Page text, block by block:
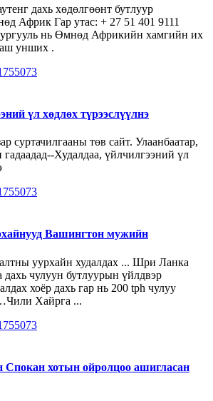
дахь хөдөлгөөнт бутлуур
Африк Гар утас: + 27 51 401 9111
нь Өмнөд Африкийн хамгийн их
унших .
үл хөдлөх түрээслүүлнэ
суртачилгааны төв сайт. Улаанбаатар,
гадаадад--Худалдаа, үйлчилгээний үл
Вашингтон мужийн
уурхайн худалдах ... Шри Ланка
дахь чулуун бутлуурын үйлдвэр
хоёр дахь гар нь 200 tph чулуу
Хайрга ...
хотын ойролцоо ашигласан